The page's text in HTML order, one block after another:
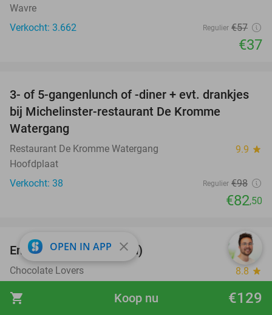
shopping_cart €129
Koop nu
Wavre
Verkocht: 3.662
Regulier €57
€37
16%
3- of 5-gangenlunch of -diner + evt. drankjes
bij Michelinster-restaurant De Kromme
Watergang
Restaurant De Kromme Watergang 9.9 star
Hoofdplaat
Verkocht: 38
Regulier €98
€82,50
41%
Entree museum (90 min)
Chocolate Lovers 8.8 star
Verkocht: 302
€15,15
OPEN IN APP close